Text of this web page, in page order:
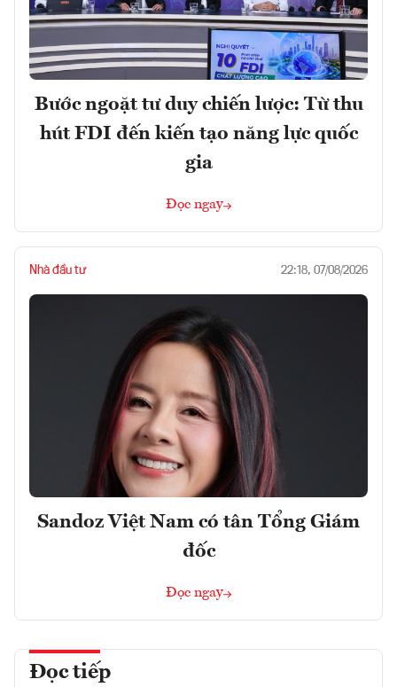
Bước ngoặt tư duy chiến lược: Từ thu
hút FDI đến kiến tạo năng lực quốc
gia
Đọc ngay
Nhà đầu tư 22:18, 07/08/2026
Sandoz Việt Nam có tân Tổng Giám
đốc
Đọc ngay
Đọc tiếp